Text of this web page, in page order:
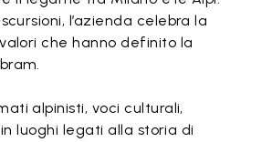
l’azienda celebra la
che hanno definito la
alpinisti, voci culturali,
luoghi legati alla storia di